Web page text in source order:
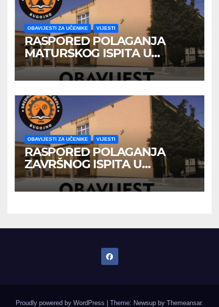
OBAVIJESTI ZA UČENIKE VIJESTI
RASPORED POLAGANJA
MATURSKOG ISPITA U
JUNSKOM ISPITNOM ROKU
OBAVIJESTI ZA UČENIKE VIJESTI
RASPORED POLAGANJA
ZAVRŠNOG ISPITA U
JUNSKOM ISPITNOM ROKU
Proudly powered by WordPress Theme: Newsup by Themeansar.